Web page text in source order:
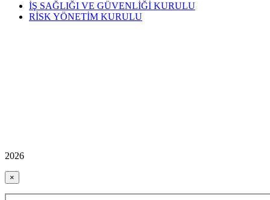
İŞ SAĞLIĞI VE GÜVENLİĞİ KURULU
RİSK YÖNETİM KURULU
2026
×